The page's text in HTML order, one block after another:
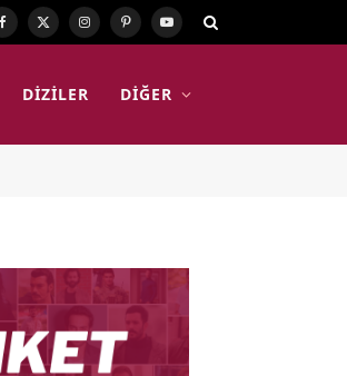
Facebook
X
Instagram
PinterestYouTube
DIZILER DIĞER